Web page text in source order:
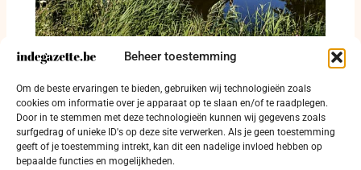
Beheer toestemming
Om de beste ervaringen te bieden, gebruiken wij technologieën zoals
cookies om informatie over je apparaat op te slaan en/of te raadplegen.
Door in te stemmen met deze technologieën kunnen wij gegevens zoals
surfgedrag of unieke ID's op deze site verwerken. Als je geen toestemming
geeft of je toestemming intrekt, kan dit een nadelige invloed hebben op
bepaalde functies en mogelijkheden.
Blauwalgen sluiten zwemzone Drie Mussen
tijdelijk
30 juli 2026